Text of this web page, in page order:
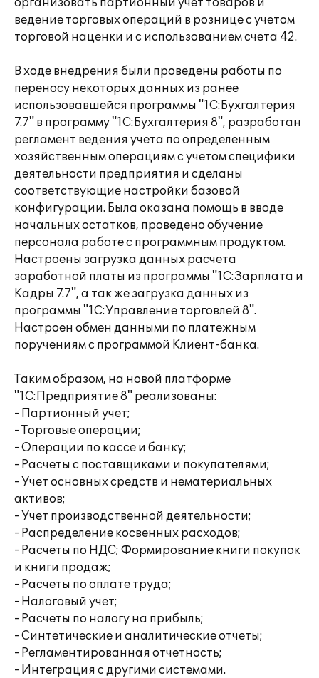
организовать партионный учет товаров и
ведение торговых операций в рознице с учетом
торговой наценки и с использованием счета 42.
В ходе внедрения были проведены работы по
переносу некоторых данных из ранее
использовавшейся программы "1С:Бухгалтерия
7.7" в программу "1С:Бухгалтерия 8", разработан
регламент ведения учета по определенным
хозяйственным операциям с учетом специфики
деятельности предприятия и сделаны
соответствующие настройки базовой
конфигурации. Была оказана помощь в вводе
начальных остатков, проведено обучение
персонала работе с программным продуктом.
Настроены загрузка данных расчета
заработной платы из программы "1С:Зарплата и
Кадры 7.7", а так же загрузка данных из
программы "1С:Управление торговлей 8".
Настроен обмен данными по платежным
поручениям с программой Клиент-банка.
Таким образом, на новой платформе
"1С:Предприятие 8" реализованы:
- Партионный учет;
- Торговые операции;
- Операции по кассе и банку;
- Расчеты с поставщиками и покупателями;
- Учет основных средств и нематериальных
активов;
- Учет производственной деятельности;
- Распределение косвенных расходов;
- Расчеты по НДС; Формирование книги покупок
и книги продаж;
- Расчеты по оплате труда;
- Налоговый учет;
- Расчеты по налогу на прибыль;
- Синтетические и аналитические отчеты;
- Регламентированная отчетность;
- Интеграция с другими системами.